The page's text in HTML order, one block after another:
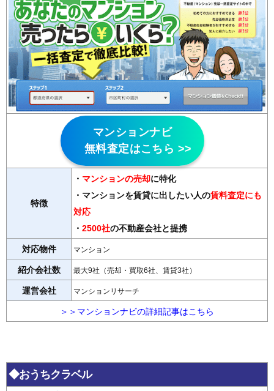
マンションナビ
無料査定はこちら >>
特徴
・ マンションの売却に特化
・マンションを賃貸に出したい人の賃料査定にも
対応
・ 2500社の不動産会社と提携
対応物件 マンション
紹介会社数 最大9社（売却・買取6社、賃貸3社）
運営会社 マンションリサーチ
＞＞マンションナビの詳細記事はこちら
◆おうちクラベル